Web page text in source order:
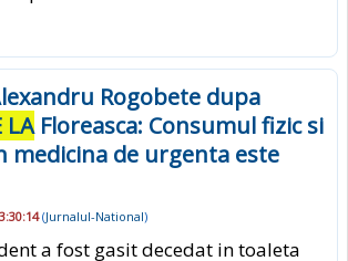
Rogobete dupa
LAFloreasca: Consumul fizic si
medicina de urgenta este
(Jurnalul-National)
a fost gasit decedat in toaleta